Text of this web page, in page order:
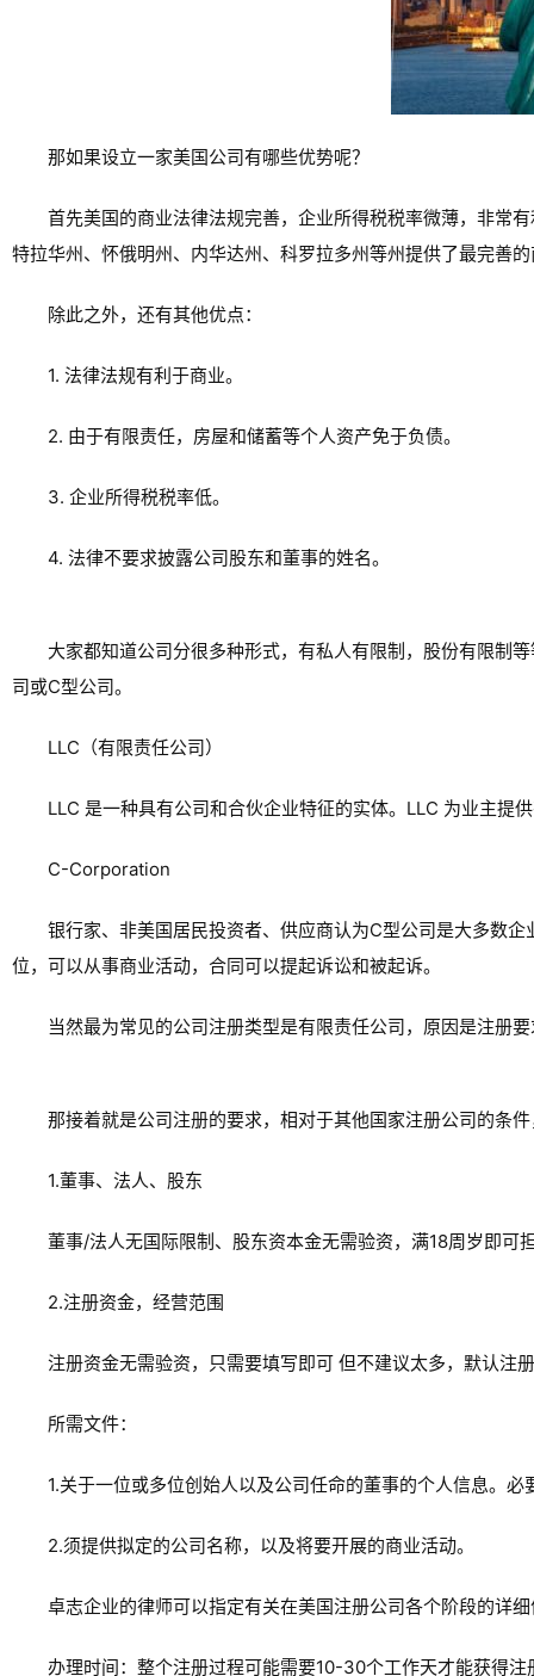
那如果设立一家美国公司有哪些优势呢？
首先美国的商业法律法规完善，企业所得税税率微薄，非常
特拉华州、怀俄明州、内华达州、科罗拉多州等州提供了最完善
除此之外，还有其他优点：
1. 法律法规有利于商业。
2. 由于有限责任，房屋和储蓄等个人资产免于负债。
3. 企业所得税税率低。
4. 法律不要求披露公司股东和董事的姓名。
大家都知道公司分很多种形式，有私人有限制，股份有限制
司或C型公司。
LLC（有限责任公司）
LLC 是一种具有公司和合伙企业特征的实体。LLC 为业主提
C-Corporation
银行家、非美国居民投资者、供应商认为C型公司是大多数
位，可以从事商业活动，合同可以提起诉讼和被起诉。
当然最为常见的公司注册类型是有限责任公司，原因是注册
那接着就是公司注册的要求，相对于其他国家注册公司的条
1.董事、法人、股东
董事/法人无国际限制、股东资本金无需验资，满18周岁即可
2.注册资金，经营范围
注册资金无需验资，只需要填写即可 但不建议太多，默认注
所需文件：
1.关于一位或多位创始人以及公司任命的董事的个人信息。
2.须提供拟定的公司名称，以及将要开展的商业活动。
卓志企业的律师可以指定有关在美国注册公司各个阶段的详
办理时间：整个注册过程可能需要10-30个工作天才能获得